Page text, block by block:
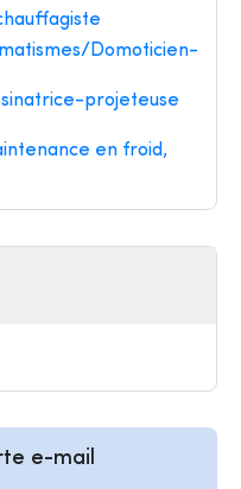
Domoticien-
projeteuse
en froid,
e-mail